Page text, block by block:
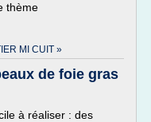
thème
MI CUIT »
de foie gras
à réaliser : des